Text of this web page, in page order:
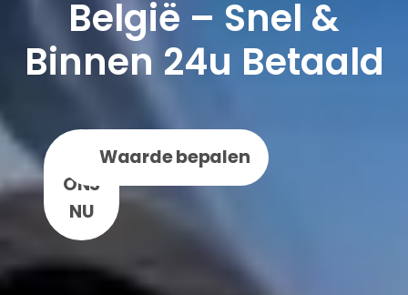
België – Snel &
Binnen 24u Betaald
ONS
NU
WhatsApp
Waarde bepalen